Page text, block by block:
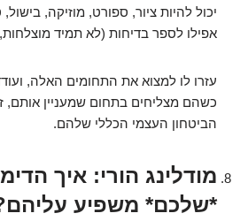
יכול להיות ציור, ספורט, מוזיקה,
אפילו לספר בדיחות (לא תמיד
עזרו לו למצוא את התחומים האלה,
כשהם מצליחים בתחום שמעניין אותם,
הביטחון העצמי הכללי שלהם.
מודלינג הורי: איך
*שלכם* משפיע